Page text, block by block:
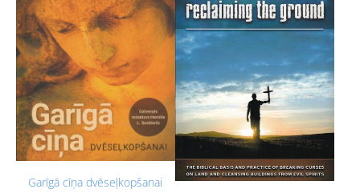
Garīgā cīņa dvēseļkopšanai